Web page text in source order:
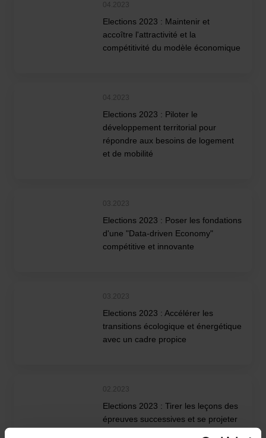
04.2023
Elections 2023 : Maintenir et
accoître l'attractivité et la
compétitivité du modèle économique
04.2023
Elections 2023 : Piloter le
développement territorial pour
répondre aux besoins de logement
et de mobilité
03.2023
Elections 2023 : Poser les fondations
d'une "Data-driven Economy"
compétitive et innovante
03.2023
Elections 2023 : Accélérer les
transitions écologique et énergétique
avec un cadre propice
02.2023
Elections 2023 : Tirer les leçons des
épreuves successives et se projeter